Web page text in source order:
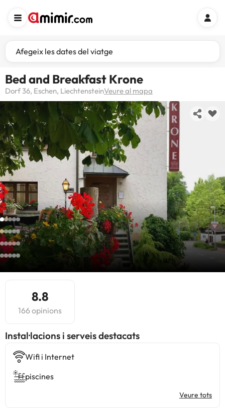
Afegeix les dates del viatge
Bed and Breakfast Krone
Dorf 36, Eschen, LiechtensteinVeure al mapa
8.8
166 opinions
Instal·lacions i serveis destacats
Wifi i Internet
piscines
Veure tots